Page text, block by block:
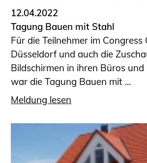
12.04.2022
Tagung Bauen mit Stahl
Für die Teilnehmer im Congress
Düsseldorf und auch die
Bildschirmen in ihren Büros
war die Tagung Bauen mit ...
Meldung lesen